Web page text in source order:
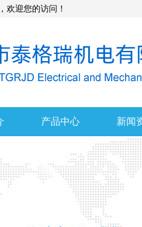
迎您的访问！
产品中心 新闻